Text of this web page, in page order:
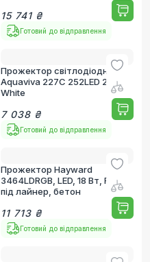
15 741 ₴
Готовий до відправлення
Прожектор світлодіодний
Aquaviva 227C 252LED 21 Вт
White
7 038 ₴
Готовий до відправлення
Прожектор Hayward
3464LDRGB, LED, 18 Вт, RGB,
під лайнер, бетон
11 713 ₴
Готовий до відправлення